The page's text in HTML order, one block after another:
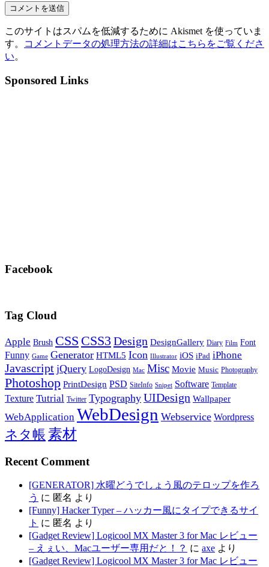
このサイトはスパムを低減するために Akismet を使っていま
す。
コメントデータの処理方法の詳細はこちらをご覧くださ
い。
Sponsored Links
Facebook
Tag Cloud
Apple Brush CSS CSS3 Design DesignGallery Diary Film Font
Funny Game Generator HTML5 Icon Illustrator iOS iPad iPhone
Javascript jQuery LogoDesign Mac Misc Movie Music Photography
Photoshop PrintDesign PSD SiteInfo Snipet Software Template
Texture Tutrial Twitter Typography UIDesign Wallpaper
WebApplication WebDesign Webservice Wordpress
ネタ帳 素材
Recent Comment
[GENERATOR] 水曜どうでしょう風のテロップを作ろ
う に 匿名 より
[Funny] Hacker Typer – ハッカー風にタイプできるサイ
ト に 匿名 より
[Gadget Review] Logicool MX Master 3 for Mac レビュー
– えぇい、Macユーザー専用だと！？ に axe より
[Gadget Review] Logicool MX Master 3 for Mac レビュー